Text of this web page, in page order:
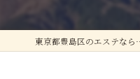
東京都豊島